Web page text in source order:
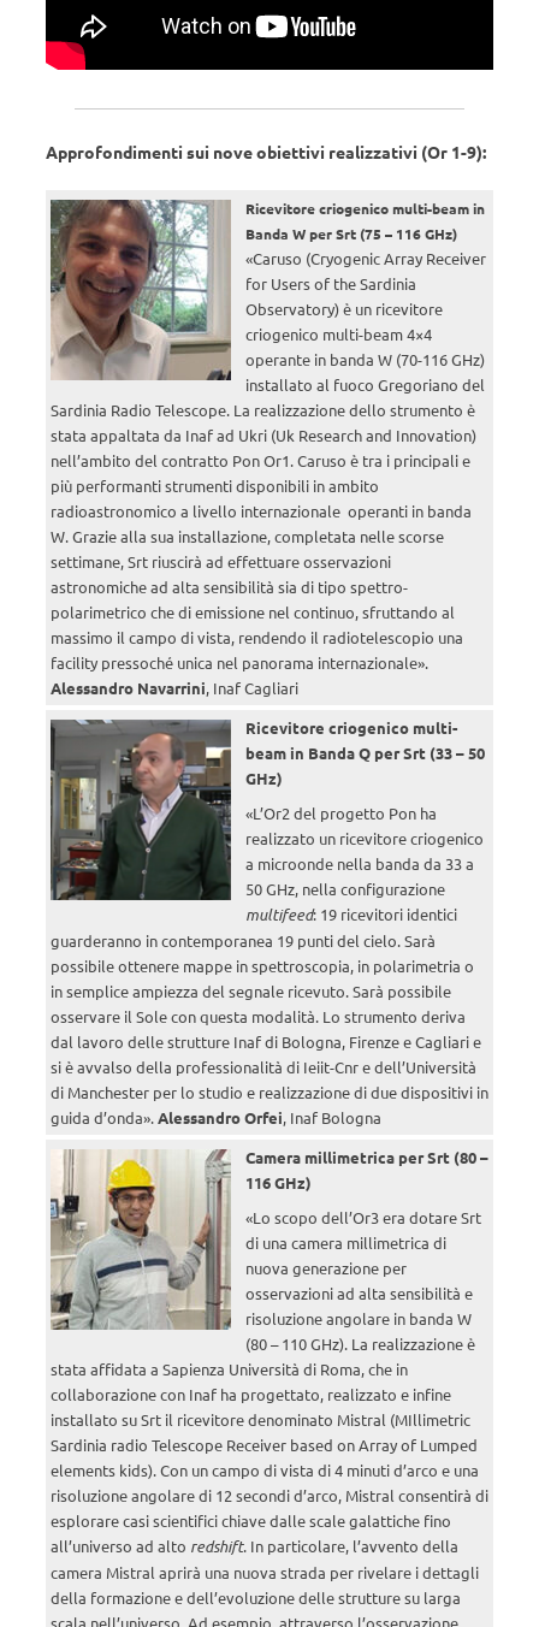
Approfondimenti sui nove obiettivi realizzativi (Or 1-9):
Ricevitore criogenico multi-beam in
Banda W per Srt (75 – 116 GHz)
«Caruso (Cryogenic Array Receiver
for Users of the Sardinia
Observatory) è un ricevitore
criogenico multi-beam 4×4
operante in banda W (70-116 GHz)
installato al fuoco Gregoriano del
Sardinia Radio Telescope. La realizzazione dello strumento è
stata appaltata da Inaf ad Ukri (Uk Research and Innovation)
nell’ambito del contratto Pon Or1. Caruso è tra i principali e
più performanti strumenti disponibili in ambito
radioastronomico a livello internazionale operanti in banda
W. Grazie alla sua installazione, completata nelle scorse
settimane, Srt riuscirà ad effettuare osservazioni
astronomiche ad alta sensibilità sia di tipo spettro-
polarimetrico che di emissione nel continuo, sfruttando al
massimo il campo di vista, rendendo il radiotelescopio una
facility pressoché unica nel panorama internazionale».
Alessandro Navarrini, Inaf Cagliari
Ricevitore criogenico multi-
beam in Banda Q per Srt (33 – 50
GHz)
«L’Or2 del progetto Pon ha
realizzato un ricevitore criogenico
a microonde nella banda da 33 a
50 GHz, nella configurazione
multifeed: 19 ricevitori identici
guarderanno in contemporanea 19 punti del cielo. Sarà
possibile ottenere mappe in spettroscopia, in polarimetria o
in semplice ampiezza del segnale ricevuto. Sarà possibile
osservare il Sole con questa modalità. Lo strumento deriva
dal lavoro delle strutture Inaf di Bologna, Firenze e Cagliari e
si è avvalso della professionalità di Ieiit-Cnr e dell’Università
di Manchester per lo studio e realizzazione di due dispositivi in
guida d’onda».Alessandro Orfei, Inaf Bologna
Camera millimetrica per Srt (80 –
116 GHz)
«Lo scopo dell’Or3 era dotare Srt
di una camera millimetrica di
nuova generazione per
osservazioni ad alta sensibilità e
risoluzione angolare in banda W
(80 – 110 GHz). La realizzazione è
stata affidata a Sapienza Università di Roma, che in
collaborazione con Inaf ha progettato, realizzato e infine
installato su Srt il ricevitore denominato Mistral (MIllimetric
Sardinia radio Telescope Receiver based on Array of Lumped
elements kids). Con un campo di vista di 4 minuti d’arco e una
risoluzione angolare di 12 secondi d’arco, Mistral consentirà di
esplorare casi scientifici chiave dalle scale galattiche fino
all’universo ad alto redshift. In particolare, l’avvento della
camera Mistral aprirà una nuova strada per rivelare i dettagli
della formazione e dell’evoluzione delle strutture su larga
scala nell’universo. Ad esempio, attraverso l’osservazione